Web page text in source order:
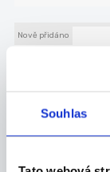
Souhlas
Nově přidáno
H...
- stavění